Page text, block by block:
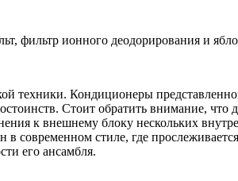
фильтр ионного деодорирования и
техники. Кондиционеры
Стоит обратить внимание,
к внешнему блоку нескольких
современном стиле, где
его ансамбля.